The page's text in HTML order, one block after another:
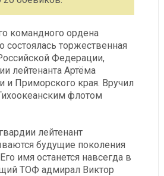
командного ордена
торжественная
Федерации,
лейтенанта Артёма
и Приморского края. Вручил
флотом
лейтенант
будущие поколения
имя останется навсегда в
ТОФ адмирал Виктор